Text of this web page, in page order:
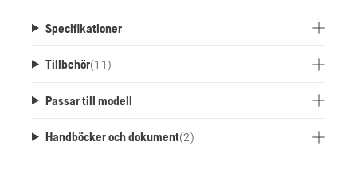
Specifikationer
Tillbehör(11)
Passar till modell
Handböcker och dokument(2)